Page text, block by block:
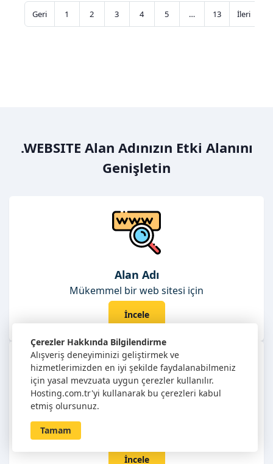
Geri 1 2 3 4 5 … 13 İleri
.WEBSITE Alan Adınızın Etki Alanını
Genişletin
Alan Adı
Mükemmel bir web sitesi için
İncele
Linux tabanlı siteleriniz için
İncele
Çerezler Hakkında Bilgilendirme
Alışveriş deneyiminizi geliştirmek ve
hizmetlerimizden en iyi şekilde faydalanabilmeniz
için yasal mevzuata uygun çerezler kullanılır.
Hosting.com.tr'yi kullanarak bu çerezleri kabul
etmiş olursunuz.
Tamam